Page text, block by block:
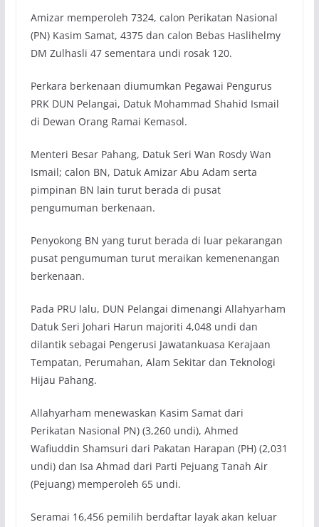
Amizar memperoleh 7324, calon Perikatan Nasional
(PN) Kasim Samat, 4375 dan calon Bebas Haslihelmy
DM Zulhasli 47 sementara undi rosak 120.
Perkara berkenaan diumumkan Pegawai Pengurus
PRK DUN Pelangai, Datuk Mohammad Shahid Ismail
di Dewan Orang Ramai Kemasol.
Menteri Besar Pahang, Datuk Seri Wan Rosdy Wan
Ismail; calon BN, Datuk Amizar Abu Adam serta
pimpinan BN lain turut berada di pusat
pengumuman berkenaan.
Penyokong BN yang turut berada di luar pekarangan
pusat pengumuman turut meraikan kemenenangan
berkenaan.
Pada PRU lalu, DUN Pelangai dimenangi Allahyarham
Datuk Seri Johari Harun majoriti 4,048 undi dan
dilantik sebagai Pengerusi Jawatankuasa Kerajaan
Tempatan, Perumahan, Alam Sekitar dan Teknologi
Hijau Pahang.
Allahyarham menewaskan Kasim Samat dari
Perikatan Nasional PN) (3,260 undi), Ahmed
Wafiuddin Shamsuri dari Pakatan Harapan (PH) (2,031
undi) dan Isa Ahmad dari Parti Pejuang Tanah Air
(Pejuang) memperoleh 65 undi.
Seramai 16,456 pemilih berdaftar layak akan keluar